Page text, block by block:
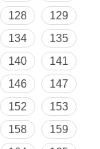
128
129
134
135
140
141
146
147
152
153
158
159